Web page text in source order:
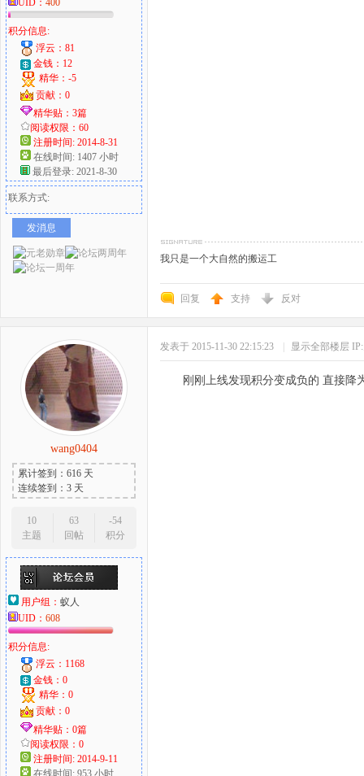
积分信息:
浮云：81
金钱：12
精华：-5
贡献：0
精华贴：3篇
阅读权限：60
注册时间: 2014-8-31
在线时间: 1407 小时
最后登录: 2021-8-30
联系方式:
发消息
我只是一个大自然的搬运工
回复 支持 反对
wang0404
累计签到：616 天
连续签到：3 天
10
主题
63
回帖
-54
积分
用户组： 蚁人
UID： 608
积分信息:
浮云：1168
金钱：0
精华：0
贡献：0
精华贴：0篇
阅读权限：0
注册时间: 2014-9-11
在线时间: 953 小时
发表于 2015-11-30 22:15:23 显示全部楼层
刚刚上线发现积分变成负的 直接降